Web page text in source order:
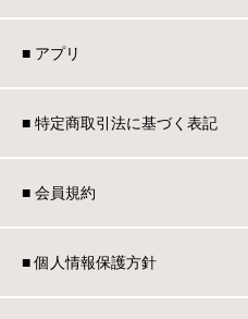
■ アプリ
■ 特定商取引法に基づく表記
■ 会員規約
■ 個人情報保護方針